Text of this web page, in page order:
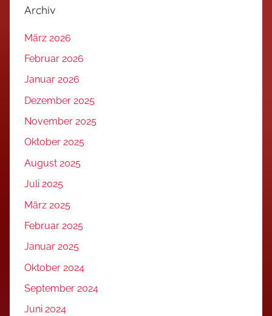
Archiv
März 2026
Februar 2026
Januar 2026
Dezember 2025
November 2025
Oktober 2025
August 2025
Juli 2025
März 2025
Februar 2025
Januar 2025
Oktober 2024
September 2024
Juni 2024